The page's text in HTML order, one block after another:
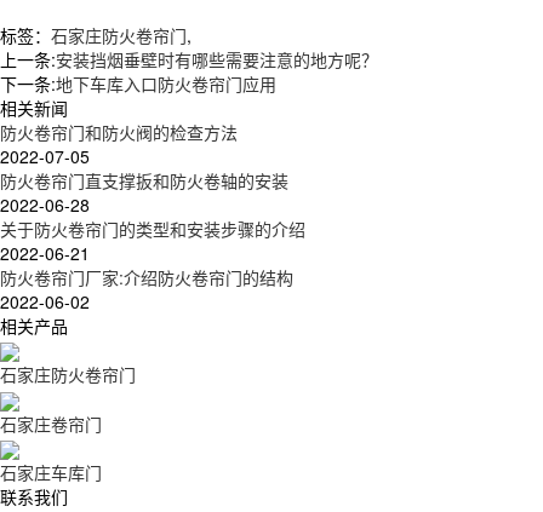
标签： 石家庄防火卷帘门,
上一条:安装挡烟垂壁时有哪些需要注意的地方呢？
下一条:地下车库入口防火卷帘门应用
相关新闻
防火卷帘门和防火阀的检查方法
2022-07-05
防火卷帘门直支撑扳和防火卷轴的安装
2022-06-28
关于防火卷帘门的类型和安装步骤的介绍
2022-06-21
防火卷帘门厂家:介绍防火卷帘门的结构
2022-06-02
相关产品
石家庄防火卷帘门
石家庄卷帘门
石家庄车库门
联系我们